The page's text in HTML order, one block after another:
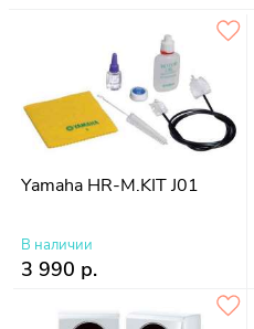
Yamaha HR-M.KIT J01
В наличии
3 990 р.